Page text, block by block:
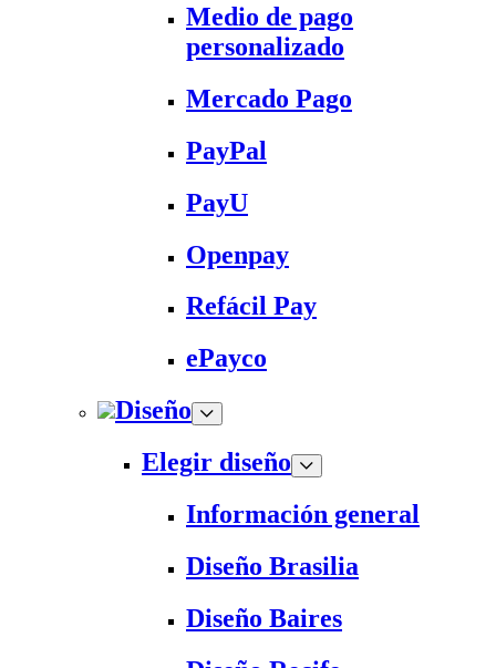
Medio de pago
personalizado
Mercado Pago
PayPal
PayU
Openpay
Refácil Pay
ePayco
Diseño
Elegir diseño
Información general
Diseño Brasilia
Diseño Baires